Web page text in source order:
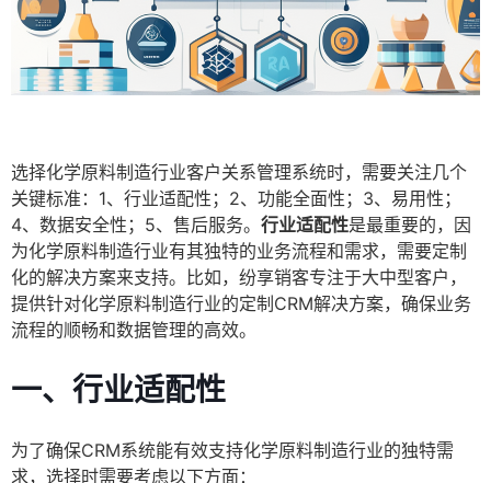
选择化学原料制造行业客户关系管理系统时，需要关注几个
关键标准：1、行业适配性；2、功能全面性；3、易用性；
4、数据安全性；5、售后服务。 行业适配性是最重要的，因
为化学原料制造行业有其独特的业务流程和需求，需要定制
化的解决方案来支持。比如，纷享销客专注于大中型客户，
提供针对化学原料制造行业的定制CRM解决方案，确保业务
流程的顺畅和数据管理的高效。
一、行业适配性
为了确保CRM系统能有效支持化学原料制造行业的独特需
求，选择时需要考虑以下方面：